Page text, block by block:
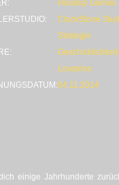
Headup Games
ClockStone
Strategie
Lowprice
04.11.2014
einige Jahrhunderte